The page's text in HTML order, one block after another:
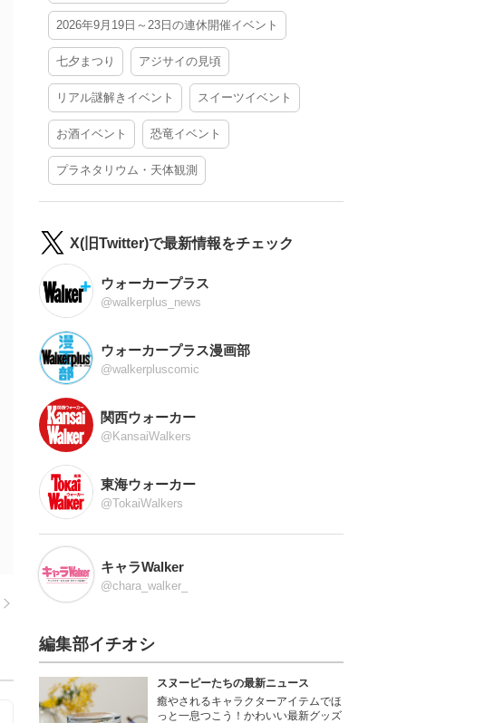
2026年9月19日～23日の連休開催イベント
七夕まつり アジサイの見頃
リアル謎解きイベント スイーツイベント
お酒イベント 恐竜イベント
プラネタリウム・天体観測
X(旧Twitter)で最新情報をチェック
ウォーカープラス
@walkerplus_news
ウォーカープラス漫画部
@walkerpluscomic
関西ウォーカー
@KansaiWalkers
東海ウォーカー
@TokaiWalkers
キャラWalker
@chara_walker_
編集部イチオシ
スヌーピーたちの最新ニュース
癒やされるキャラクターアイテムでほ
っと一息つこう！かわいい最新グッズ